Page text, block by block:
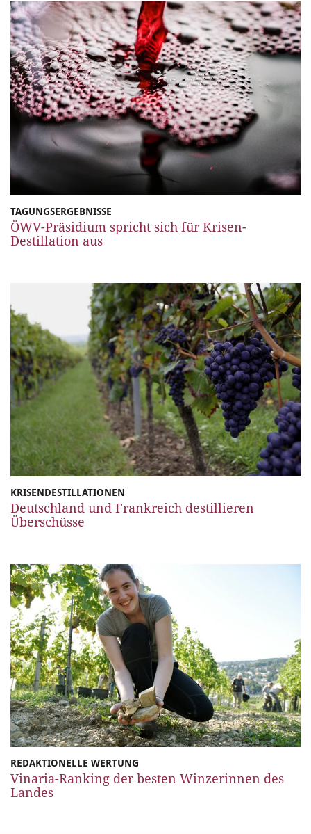
TAGUNGSERGEBNISSE
ÖWV-Präsidium spricht sich für Krisen-
Destillation aus
KRISENDESTILLATIONEN
Deutschland und Frankreich destillieren
Überschüsse
REDAKTIONELLE WERTUNG
Vinaria-Ranking der besten Winzerinnen des
Landes